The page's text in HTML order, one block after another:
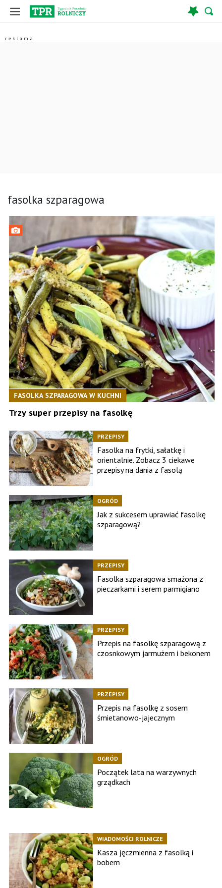
fasolka szparagowa
FASOLKA SZPARAGOWA W KUCHNI
Trzy super przepisy na fasolkę
PRZEPISY
Fasolka na frytki, sałatkę i
orientalnie. Zobacz 3 ciekawe
przepisy na dania z fasolą
OGRÓD
Jak z sukcesem uprawiać fasolkę
szparagową?
PRZEPISY
Fasolka szparagowa smażona z
pieczarkami i serem parmigiano
PRZEPISY
Przepis na fasolkę szparagową z
czosnkowym jarmużem i bekonem
PRZEPISY
Przepis na fasolkę z sosem
śmietanowo-jajecznym
OGRÓD
Początek lata na warzywnych
grządkach
WIADOMOŚCI ROLNICZE
Kasza jęczmienna z fasolką i
bobem